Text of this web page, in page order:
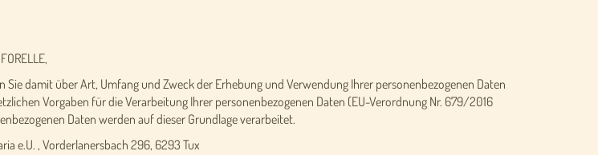
damit über Art, Umfang und Zweck der Erhebung und Verwendung Ihrer personenbezogenen Daten
Vorgaben für die Verarbeitung Ihrer personenbezogenen Daten (EU-Verordnung Nr. 679/2016
Daten werden auf dieser Grundlage verarbeitet.
e.U. , Vorderlanersbach 296, 6293 Tux